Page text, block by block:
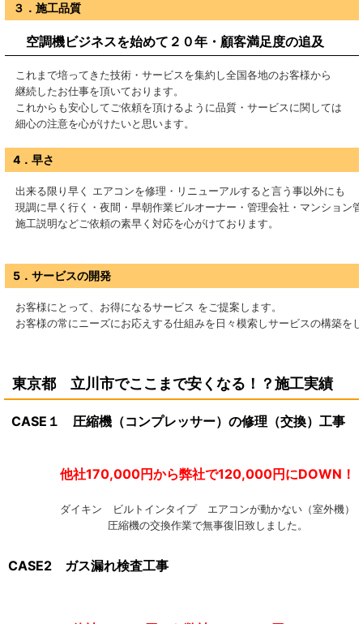
３．施工品質
空調機ビジネスを始めて２０年・顧客満足度の追及
これまで培ってきた技術・サービスを集約し全国各地のお客様から
継続したお仕事を頂いております。
これからも安心してご依頼を頂けるように品質・サービスに関しては
細心の注意を心がけたいと思います。
4．早さ
出来る限り早く エアコンを修理・リニューアルすると言う事以外にも
現調に早く行く・夜間・早朝作業ビルオーナー・管理会社・マンション
施工説明などご依頼の素早く対応を心がけております。
5．サービスの開発
お客様にとって、お得になるサービス をご提案します。
お客様の常にニーズにお応えする仕組みを日々模索しサービスの構築を
東京都 立川市でここまで安くなる！？施工実績
CASE１ 圧縮機（コンプレッサー）の修理（交換）工事
他社170,000円から弊社で120,000円に
ダイキン ビルトインタイプ エアコンが動かない（室外機）
圧縮機の交換作業で無事復旧致しました。
CASE2 ガス漏れ検査工事